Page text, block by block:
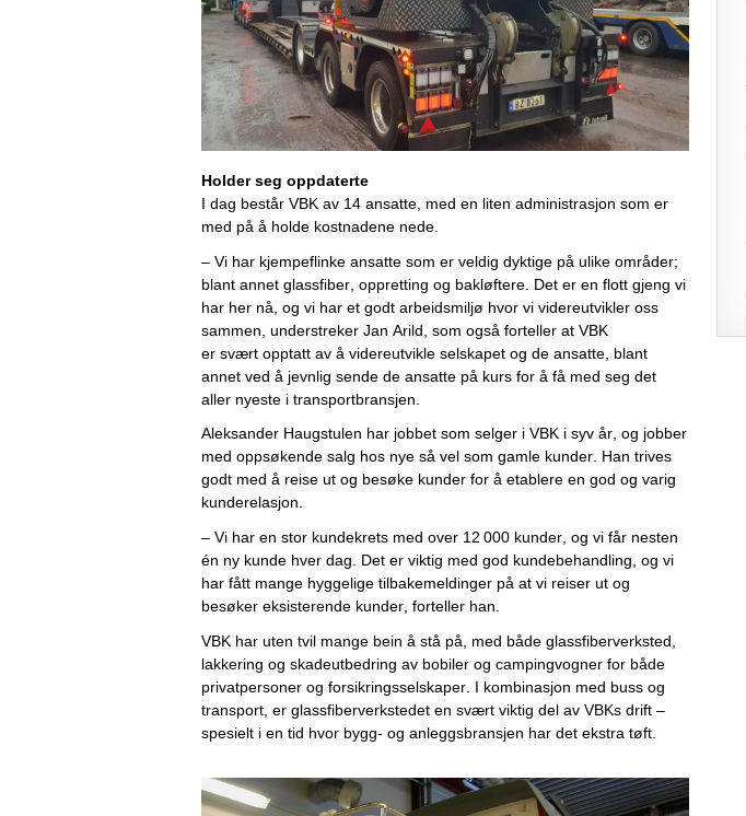
Holder seg oppdaterte
I dag består VBK av 14 ansatte, med en liten administrasjon som er
med på å holde kostnadene nede.
– Vi har kjempeflinke ansatte som er veldig dyktige på ulike områder;
blant annet glassfiber oppretting og bakløftere Det er en flott gjeng vi
har her nå og vi har et godt arbeidsmiljø hvor vi videreutvikler oss
sammen, understreker Jan Arild , som også forteller at VBK
er svært opptatt av å videreutvikle selskapet og de ansatte, blant
annet ved å jevnlig sende de ansatte på kurs for å få med seg det
aller nyeste i transportbransjen
Aleksander Haugstulen har jobbet som selger i VBK i syv år, og jobber
med oppsøkende salg hos nye så vel som gamle kunder. Han trives
godt med å reise ut og besøke kunder for å etablere en god og varig
kunderelasjon.
– Vi har en stor kundekrets med over 12 000 kunder, og vi får nesten
én ny kunde hver dag. Det er viktig med god kundebehandling, og vi
har fått mange hyggelige tilbakemeldinger på at vi reiser ut og
besøker eksisterende kunder, forteller han.
VBK har uten tvil mange bein å stå på, med både glassfiberverksted,
lakkering og skadeutbedring av bobiler og campingvogner for både
privatpersoner og forsikringsselskaper. I kombinasjon med buss og
transport, er glassfiberverkstedet en svært viktig del av VBKs drift –
spesielt i en tid hvor bygg- og anleggsbransjen har det ekstra tøft.